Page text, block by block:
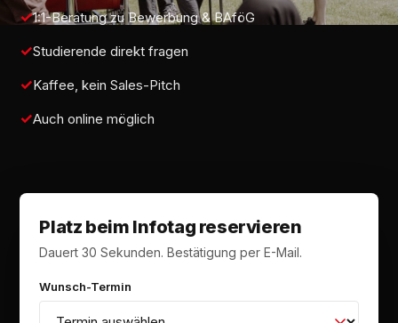
1:1-Beratung zu Bewerbung & BAföG
Studierende direkt fragen
Kaffee, kein Sales-Pitch
Auch online möglich
Platz beim Infotag reservieren
Dauert 30 Sekunden. Bestätigung per E-Mail.
Wunsch-Termin